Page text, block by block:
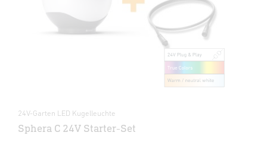
24V-Garten LED Kugelleuchte
Sphera C 24V Starter-Set